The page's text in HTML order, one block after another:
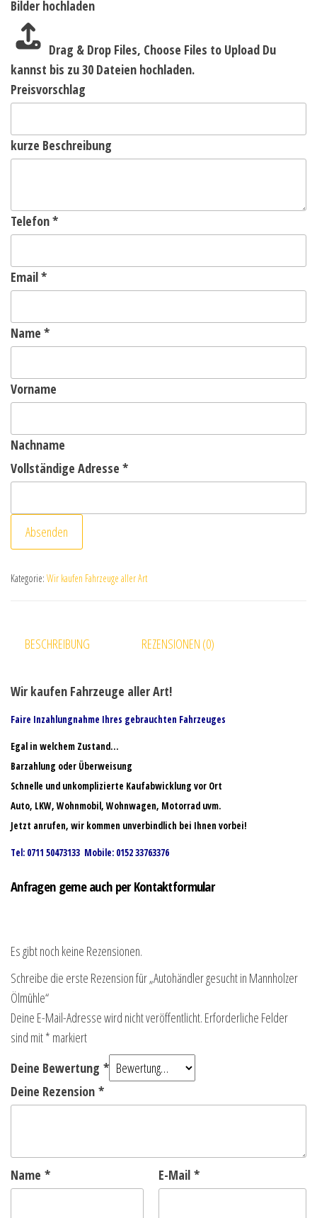
Bilder hochladen
Drag & Drop Files, Choose Files to Upload Du
kannst bis zu 30 Dateien hochladen.
Preisvorschlag
kurze Beschreibung
Telefon*
Email*
Name *
Vorname
Nachname
Vollständige Adresse *
Absenden
Kategorie: Wir kaufen Fahrzeuge aller Art
BESCHREIBUNG REZENSIONEN (0)
Wir kaufen Fahrzeuge aller Art!
Faire Inzahlungnahme Ihres gebrauchten Fahrzeuges
Egal in welchem Zustand…
Barzahlung oder Überweisung
Schnelle und unkomplizierte Kaufabwicklung vor Ort
Auto, LKW, Wohnmobil, Wohnwagen, Motorrad uvm.
Jetzt anrufen, wir kommen unverbindlich bei Ihnen vorbei!
Tel: 0711 50473133 Mobile: 0152 33763376
Anfragen gerne auch per Kontaktformular
Es gibt noch keine Rezensionen.
Schreibe die erste Rezension für „Autohändler gesucht in Mannholzer
Ölmühle“
Deine E-Mail-Adresse wird nicht veröffentlicht. Erforderliche Felder
sind mit* markiert
Deine Bewertung *
Deine Rezension *
Name * E-Mail *